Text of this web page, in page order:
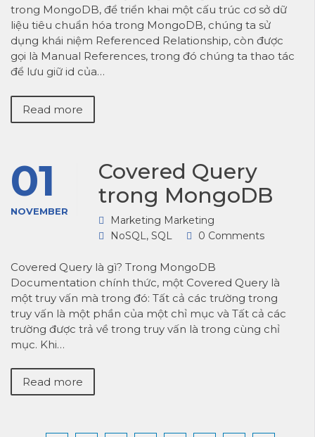
trong MongoDB, để triển khai một cấu trúc cơ sở dữ
liệu tiêu chuẩn hóa trong MongoDB, chúng ta sử
dụng khái niệm Referenced Relationship, còn được
gọi là Manual References, trong đó chúng ta thao tác
để lưu giữ id của…
Read more
01
NOVEMBER
Covered Query
trong MongoDB
Marketing Marketing
NoSQL, SQL 0 Comments
Covered Query là gì? Trong MongoDB
Documentation chính thức, một Covered Query là
một truy vấn mà trong đó: Tất cả các trường trong
truy vấn là một phần của một chỉ mục và Tất cả các
trường được trả về trong truy vấn là trong cùng chỉ
mục. Khi…
Read more